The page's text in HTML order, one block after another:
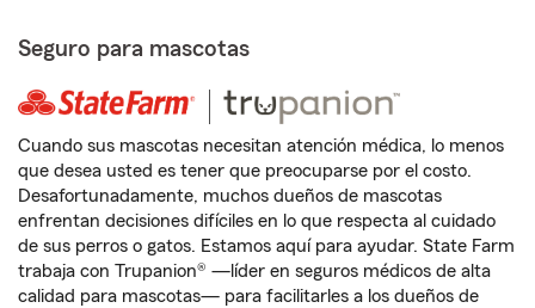
Seguro para mascotas
Cuando sus mascotas necesitan atención médica, lo menos
que desea usted es tener que preocuparse por el costo.
Desafortunadamente, muchos dueños de mascotas
enfrentan decisiones difíciles en lo que respecta al cuidado
de sus perros o gatos. Estamos aquí para ayudar. State Farm
trabaja con Trupanion® —líder en seguros médicos de alta
calidad para mascotas— para facilitarles a los dueños de